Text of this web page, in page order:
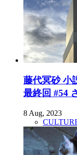
藤代冥砂 小
最終回 #54
8 Aug, 2023